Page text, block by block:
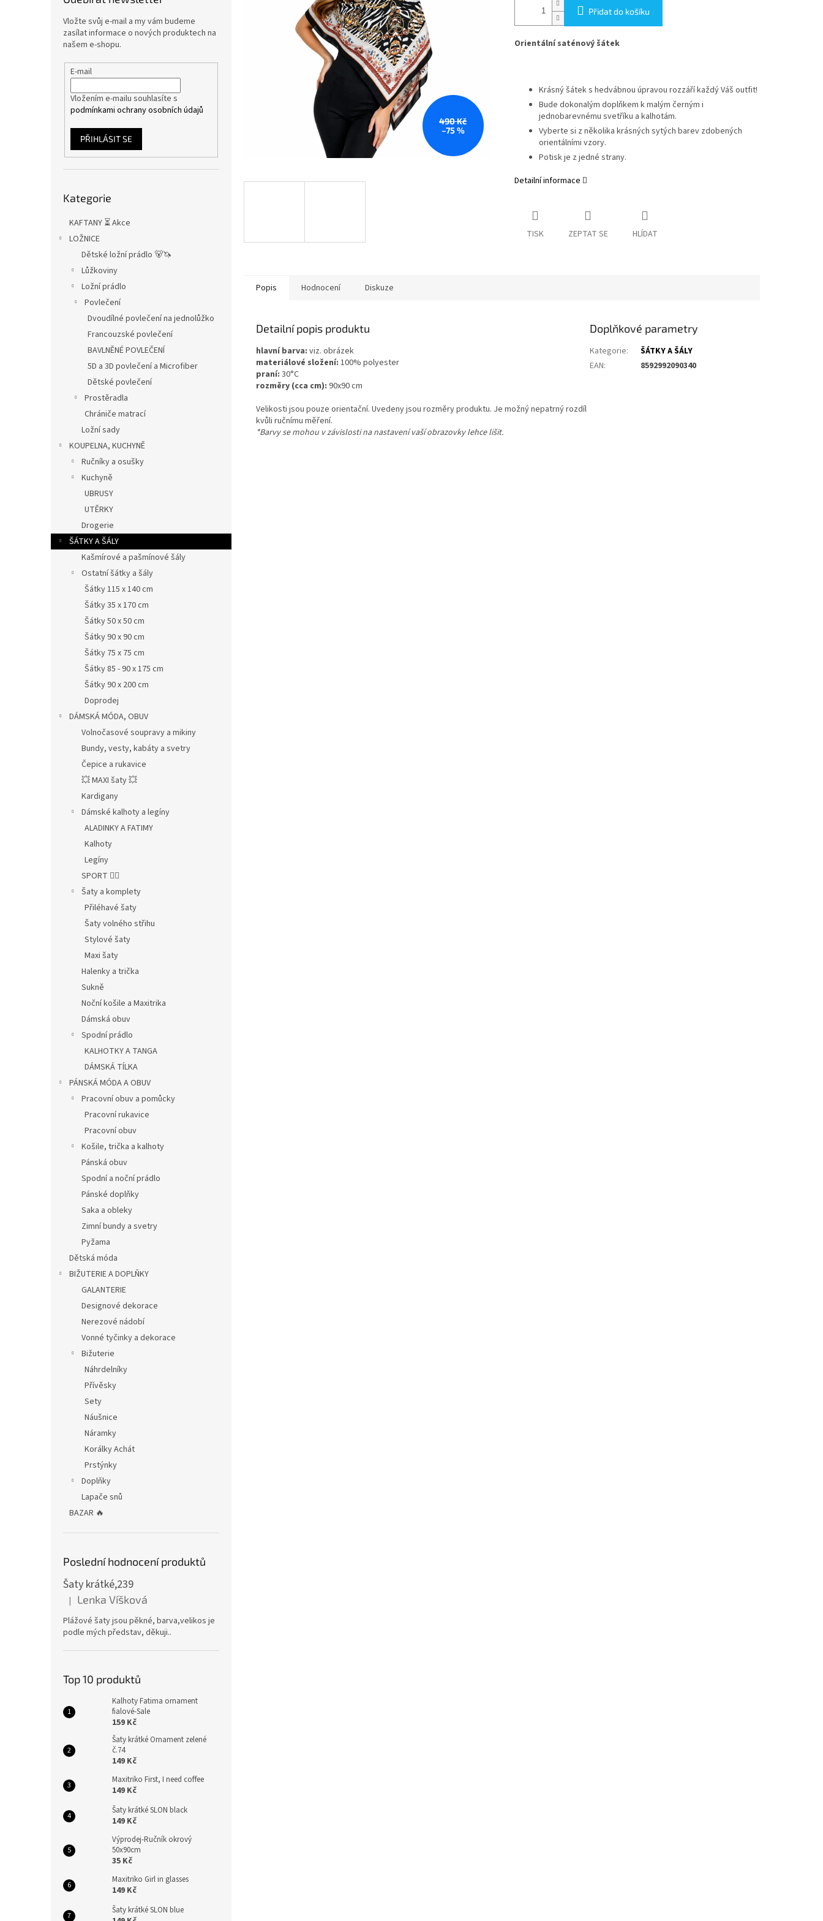
Vložte svůj e-mail a my vám budeme
zasílat informace o nových produktech na
našem e-shopu.
E-mail
Vložením e-mailu souhlasíte s
podmínkami ochrany osobních údajů
PŘIHLÁSIT SE
kategorie
Kategorie
KAFTANY ⏳ Akce
LOŽNICE
Dětské ložní prádlo 🐻🦄
Lůžkoviny
Ložní prádlo
Povlečení
Dvoudílné povlečení na jednolůžko
Francouzské povlečení
BAVLNĚNÉ POVLEČENÍ
5D a 3D povlečení a Microfiber
Dětské povlečení
Prostěradla
Chrániče matrací
Ložní sady
KOUPELNA, KUCHYNĚ
Ručníky a osušky
Kuchyně
UBRUSY
UTĚRKY
Drogerie
ŠÁTKY A ŠÁLY
Kašmírové a pašmínové šály
Ostatní šátky a šály
Šátky 115 x 140 cm
Šátky 35 x 170 cm
Šátky 50 x 50 cm
Šátky 90 x 90 cm
Šátky 75 x 75 cm
Šátky 85 - 90 x 175 cm
Šátky 90 x 200 cm
Doprodej
DÁMSKÁ MÓDA, OBUV
Volnočasové soupravy a mikiny
Bundy, vesty, kabáty a svetry
Čepice a rukavice
💥 MAXI šaty 💥
Kardigany
Dámské kalhoty a legíny
ALADINKY A FATIMY
Kalhoty
Legíny
SPORT 🤸‍♂️
Šaty a komplety
Přiléhavé šaty
Šaty volného střihu
Stylové šaty
Maxi šaty
Halenky a trička
Sukně
Noční košile a Maxitrika
Dámská obuv
Spodní prádlo
KALHOTKY A TANGA
DÁMSKÁ TÍLKA
PÁNSKÁ MÓDA A OBUV
Pracovní obuv a pomůcky
Pracovní rukavice
Pracovní obuv
Košile, trička a kalhoty
Pánská obuv
Spodní a noční prádlo
Pánské doplňky
Saka a obleky
Zimní bundy a svetry
Pyžama
Dětská móda
BIŽUTERIE A DOPLŇKY
GALANTERIE
Designové dekorace
Nerezové nádobí
Vonné tyčinky a dekorace
Bižuterie
Náhrdelníky
Přívěsky
Sety
Náušnice
Náramky
Korálky Achát
Prstýnky
Doplňky
Lapače snů
BAZAR 🔥
Poslední hodnocení produktů
Šaty krátké,239
Hodnocení produktu je 5 z 5 hvězdiček.
| Lenka Víšková
Plážové šaty jsou pěkné, barva,velikos je
podle mých představ, děkuji..
Top 10 produktů
Kalhoty Fatima ornament
fialové-Sale
159 Kč
Šaty krátké Ornament zelené
č.74
149 Kč
Maxitriko First, I need coffee
149 Kč
Šaty krátké SLON black
149 Kč
Výprodej-Ručník okrový
50x90cm
35 Kč
Maxitriko Girl in glasses
149 Kč
Šaty krátké SLON blue
490 Kč
–75 %
Přidat do košíku
Orientální saténový šátek
Krásný šátek s hedvábnou úpravou rozzáří každý Váš outfit!
Bude dokonalým doplňkem k malým černým i
jednobarevnému svetříku a kalhotám.
Vyberte si z několika krásných sytých barev zdobených
orientálními vzory.
Potisk je z jedné strany.
Detailní informace
TISK ZEPTAT SE HLÍDAT
Popis Hodnocení Diskuze
Detailní popis produktu
hlavní barva: viz. obrázek
materiálové složení: 100% polyester
praní: 30°C
rozměry (cca cm): 90x90 cm
Velikosti jsou pouze orientační. Uvedeny jsou rozměry produktu. Je možný nepatrný rozdíl
kvůli ručnímu měření.
*Barvy se mohou v závislosti na nastavení vaší obrazovky lehce lišit.
Doplňkové parametry
Kategorie:
ŠÁTKY A ŠÁLY
EAN: 8592992090340